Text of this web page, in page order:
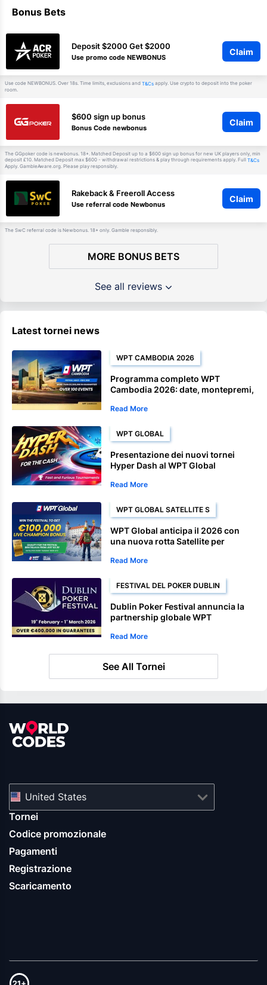
Bonus Bets
Deposit $2000 Get $2000
Use promo code NEWBONUS
Claim
Use code NEWBONUS. Over 18s. Time limits, exclusions and T&Cs apply. Use crypto to deposit into the poker
room.
$600 sign up bonus
Bonus Code newbonus
Claim
The GGpoker code is newbonus. 18+. Matched Deposit up to a $600 sign up bonus for new UK players only, min
deposit £10. Matched Deposit max $600 - withdrawal restrictions & play through requirements apply. Full T&Cs
Apply. GambleAware.org. Please play responsibly.
Rakeback & Freeroll Access
Use referral code Newbonus
Claim
The SwC referral code is Newbonus. 18+ only. Gamble responsibly.
MORE BONUS BETS
See all reviews
Latest tornei news
WPT CAMBODIA 2026
Programma completo WPT
Cambodia 2026: date, montepremi,
campionato
Read More
WPT GLOBAL
Presentazione dei nuovi tornei
Hyper Dash al WPT Global
Read More
WPT GLOBAL SATELLITE S
WPT Global anticipa il 2026 con
una nuova rotta Satellite per
Read More
FESTIVAL DEL POKER DUBLIN
Dublin Poker Festival annuncia la
partnership globale WPT
Read More
See All Tornei
United States
Tornei
Codice promozionale
Pagamenti
Registrazione
Scaricamento